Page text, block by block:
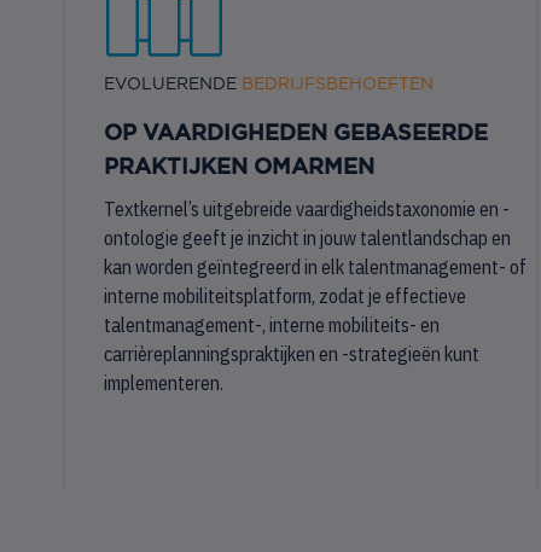
EVOLUERENDE BEDRIJFSBEHOEFTEN
OP VAARDIGHEDEN GEBASEERDE
PRAKTIJKEN OMARMEN
Textkernel’s uitgebreide vaardigheidstaxonomie en -
ontologie geeft je inzicht in jouw talentlandschap en
kan worden geïntegreerd in elk talentmanagement- of
interne mobiliteitsplatform, zodat je effectieve
talentmanagement-, interne mobiliteits- en
carrièreplanningspraktijken en -strategieën kunt
implementeren.